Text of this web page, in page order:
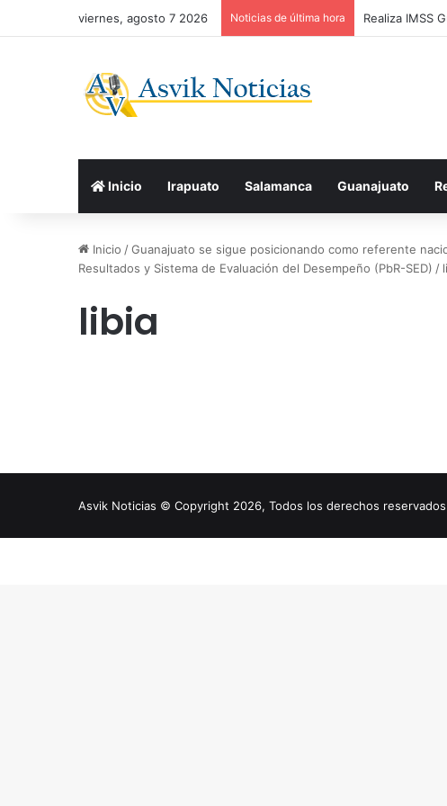
viernes, agosto 7 2026 Noticias de última hora Realiza IMSS
Inicio Irapuato Salamanca Guanajuato
Inicio /Guanajuato se sigue posicionando como referente
Resultados y Sistema de Evaluación del Desempeño (PbR-SED) /
libia
Asvik Noticias © Copyright 2026, Todos los derechos